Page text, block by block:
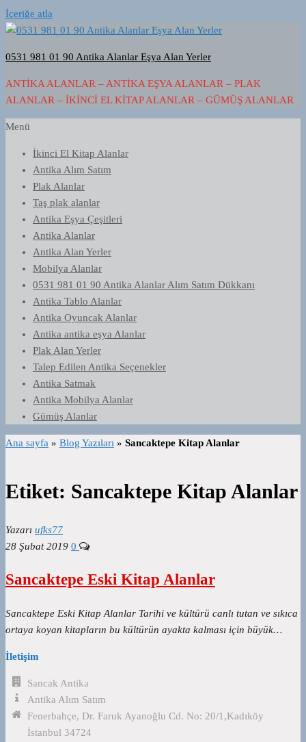
İçeriğe atla
0531 981 01 90 Antika Alanlar Eşya Alan Yerler
ANTIKA ALANLAR – ANTIKA EŞYA ALANLAR – PLAK
ALANLAR – İKINCI EL KITAP ALANLAR – GÜMÜŞ ALANLAR
Menü
İkinci El Kitap Alanlar
Antika Alım Satım
Plak Alanlar
Taş plak alanlar
Antika Eşya Çeşitleri
Antika Alanlar
Antika Alan Yerler
Mobilya Alanlar
0531 981 01 90 Antika Alanlar Alım Satım Dükkanı
Antika Tablo Alanlar
Antika Oyuncak Alanlar
Antika antika eşya Alanlar
Plak Alan Yerler
Talep Edilen Antika Seçenekler
Antika Satmak
Antika Mobilya Alanlar
Gümüş Alanlar
Ana sayfa » Blog Yazıları » Sancaktepe Kitap Alanlar
Etiket: Sancaktepe Kitap Alanlar
Yazarı ufks77
28 Şubat 2019 0
Sancaktepe Eski Kitap Alanlar
Sancaktepe Eski Kitap Alanlar Tarihi ve kültürü canlı tutan ve sıkıca
ortaya koyan kitapların bu kültürün ayakta kalması için büyük…
İletişim
Sancak Antika
Antika Alım Satım
Fenerbahçe, Dr. Faruk Ayanoğlu Cd. No: 20/1,Kadıköy
İstanbul 34724